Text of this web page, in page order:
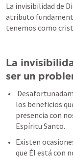
La invisibilidad de
atributo
tenemos como
La
ser un
los beneficios
presencia con
Espíritu Santo.
Existen
que Él está con